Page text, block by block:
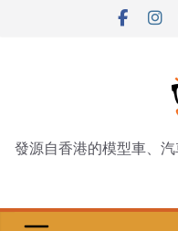
發源自香港的模型車、